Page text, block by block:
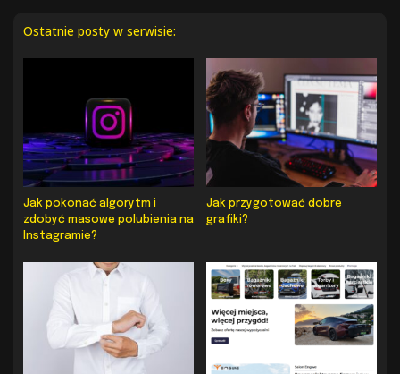
Ostatnie posty w serwisie:
Jak pokonać algorytm i
zdobyć masowe polubienia na
Instagramie?
Jak przygotować dobre
grafiki?